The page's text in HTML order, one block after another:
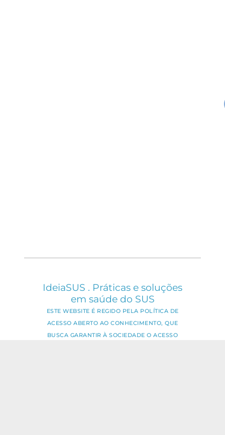
IdeiaSUS . Práticas e soluções
em saúde do SUS
ESTE WEBSITE É REGIDO PELA POLÍTICA DE
ACESSO ABERTO AO CONHECIMENTO, QUE
BUSCA GARANTIR À SOCIEDADE O ACESSO